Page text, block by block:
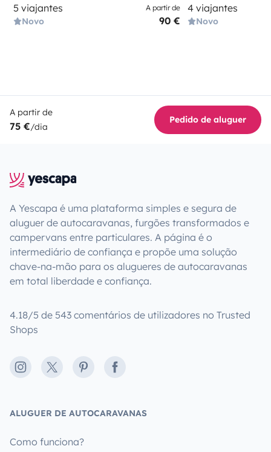
5 viajantes
Novo
A partir de
90 €
4 viajantes
Novo
A partir de
75 €/dia
Pedido de aluguer
A Yescapa é uma plataforma simples e segura de
aluguer de autocaravanas, furgões transformados e
campervans entre particulares. A página é o
intermediário de confiança e propõe uma solução
chave-na-mão para os alugueres de autocaravanas
em total liberdade e confiança.
4.18/5 de 543 comentários de utilizadores no Trusted
Shops
Instagram
X PinterestFacebook
ALUGUER DE AUTOCARAVANAS
Como funciona?